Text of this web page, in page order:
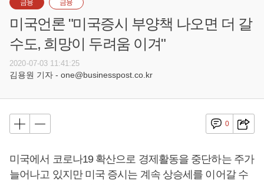
금융 금융
미국언론 "미국증시 부양책 나오면 더 갈
수도, 희망이 두려움 이겨"
2020-07-03 11:41:25
김용원 기자 - one@businesspost.co.kr
0
미국에서 코로나19 확산으로 경제활동을 중단하는 주가
늘어나고 있지만 미국 증시는 계속 상승세를 이어갈 수